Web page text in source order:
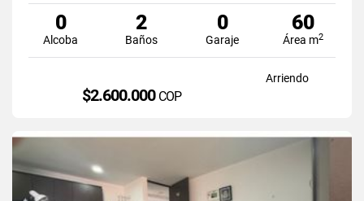
0
Alcoba
2
Baños
0
Garaje
60
Área m2
Arriendo
$2.600.000 COP